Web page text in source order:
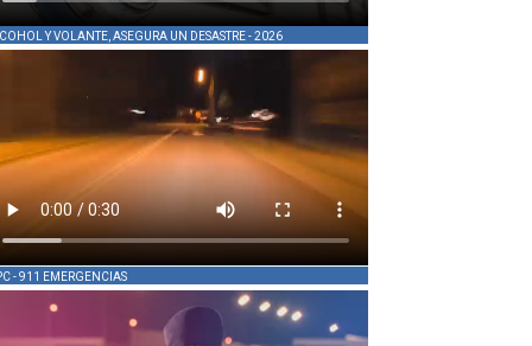
Y VOLANTE, ASEGURA UN DESASTRE - 2026
- 911 EMERGENCIAS